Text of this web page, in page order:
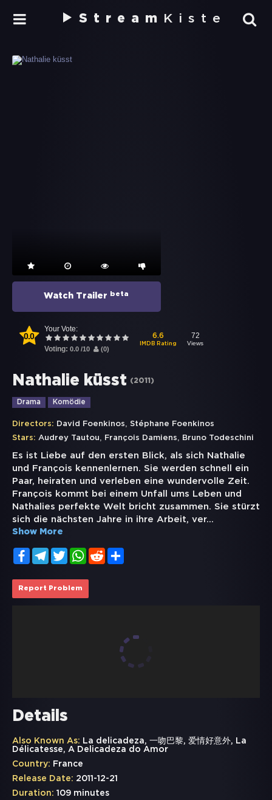
Stream Kiste
Watch Trailer beta
0.0
Your Vote:
Voting: 0.0 /10 (0)
6.6
IMDB Rating
72
Views
Nathalie küsst (2011 )
Drama Komödie
Directors: David Foenkinos, Stéphane Foenkinos
Stars: Audrey Tautou, François Damiens, Bruno Todeschini
Es ist Liebe auf den ersten Blick, als sich Nathalie
und François kennenlernen. Sie werden schnell ein
Paar, heiraten und verleben eine wundervolle Zeit.
François kommt bei einem Unfall ums Leben und
Nathalies perfekte Welt bricht zusammen. Sie stürzt
sich die nächsten Jahre in ihre Arbeit, ver...
Show More
FacebookTelegramTwitterWhatsApp
Reddit
Report Problem
Details
Also Known As: La delicadeza, 一吻巴黎, 爱情好意外, La
Délicatesse, A Delicadeza do Amor
Country: France
Release Date: 2011-12-21
Duration: 109 minutes